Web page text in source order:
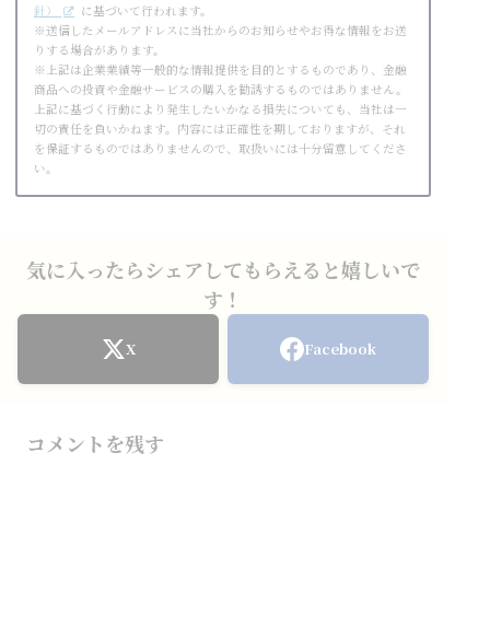
針）
に基づいて行われます。
※送信したメールアドレスに当社からのお知らせやお得な情報をお送
りする場合があります。
※上記は企業業績等一般的な情報提供を目的とするものであり、金融
商品への投資や金融サービスの購入を勧誘するものではありません。
上記に基づく行動により発生したいかなる損失についても、当社は一
切の責任を負いかねます。内容には正確性を期しておりますが、それ
を保証するものではありませんので、取扱いには十分留意してくださ
い。
気に入ったらシェアしてもらえると嬉しいで
す！
X Facebook
コメントを残す